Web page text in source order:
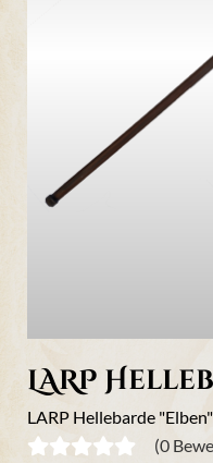
LARP
LARP Hellebarde
(0